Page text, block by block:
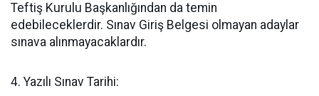
Teftiş Kurulu Başkanlığından da temin
edebileceklerdir. Sınav Giriş Belgesi olmayan adaylar
sınava alınmayacaklardır.
4. Yazılı Sınav Tarihi: